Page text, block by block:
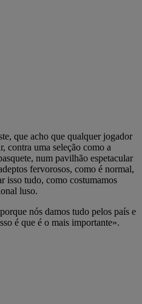
que acho que qualquer jogador
contra uma seleção como a
num pavilhão espetacular
fervorosos, como é normal,
isso tudo, como costumamos
luso.
nós damos tudo pelos país e
é que é o mais importante».